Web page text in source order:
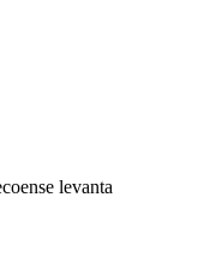
levanta